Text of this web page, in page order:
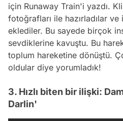
için Runaway Train'i yazdı.
fotoğrafları ile hazırladılar
eklediler. Bu sayede birçok
sevdiklerine kavuştu. Bu
toplum hareketine dönüştü.
oldular diye yorumladık!
3. Hızlı biten bir ilişki:
Darlin'